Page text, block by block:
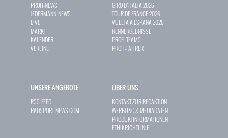
PROFI-NEWS
JEDERMANN-NEWS
LIVE
MARKT
KALENDER
VEREINE
GIRO D`ITALIA 2026
TOUR DE FRANCE 2026
VUELTA A ESPAÑA 2026
RENNERGEBNISSE
PROFI-TEAMS
PROFI-FAHRER
UNSERE ANGEBOTE
RSS-FEED
RADSPORT-NEWS.COM
ÜBER UNS
KONTAKT ZUR REDAKTION
WERBUNG & MEDIADATEN
PRODUKTINFORMATIONEN
ETHIKRICHTLINIE